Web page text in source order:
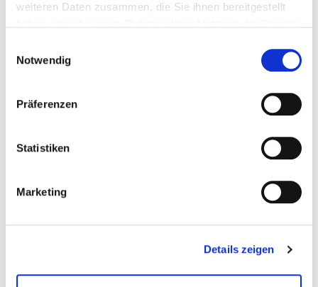
weiteren Daten zusammen, die Sie ihnen bereitgestellt
Notwendig
Präferenzen
Statistiken
Marketing
Details zeigen
konstant hohe Arbeitsqualität.
Marketings, und das seit dem Jahr 2002. Unsere
analytischen und methodisch präzisen
Suchmaschinenmarketing und OnPage-
Optimierung. Unsere Verbindlichkeit und Seriosität